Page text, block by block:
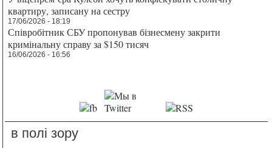
квартиру, записану на сестру
17/06/2026 - 18:19
Співробітник СБУ пропонував бізнесмену закрити
кримінальну справу за $150 тисяч
16/06/2026 - 16:56
в полі зору